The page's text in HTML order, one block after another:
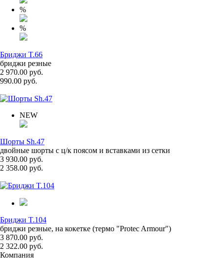
%
%
Бриджи T.66
бриджи резные
2 970.00 руб.
990.00 руб.
NEW
Шорты Sh.47
двойные шорты с ц/к поясом и вставками из сетки
3 930.00 руб.
2 358.00 руб.
Бриджи T.104
бриджи резные, на кокетке (термо "Protec Armour")
3 870.00 руб.
2 322.00 руб.
Компания